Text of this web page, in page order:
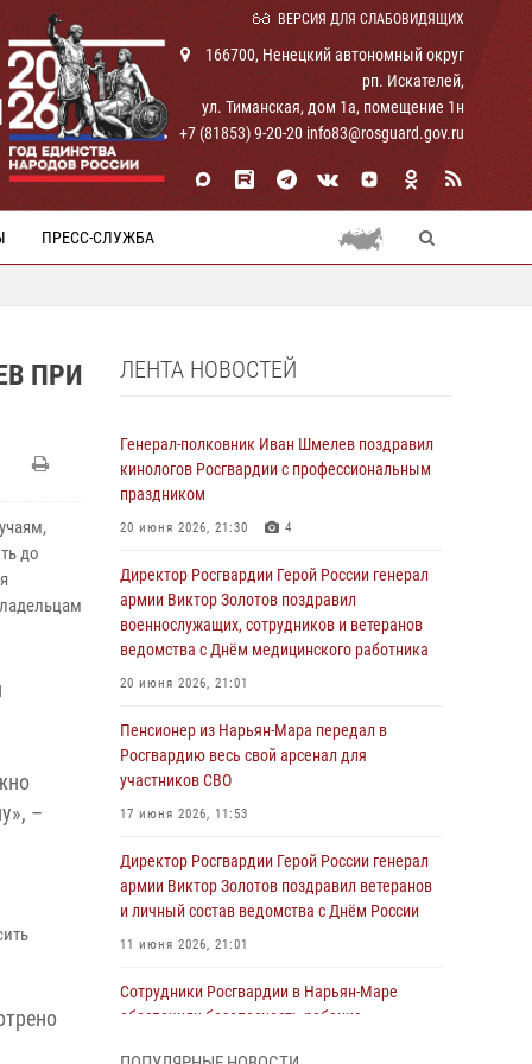
ВЕРСИЯ ДЛЯ СЛАБОВИДЯЩИХ
166700, Ненецкий автономный округ
рп. Искателей,
ул. Тиманская, дом 1а, помещение 1н
+7 (81853) 9-20-20 info83@rosguard.gov.ru
ПРЕСС-СЛУЖБА
ПРИ
до
–
ЛЕНТА НОВОСТЕЙ
Генерал-полковник Иван Шмелев поздравил
кинологов Росгвардии с профессиональным
праздником
20 июня 2026, 21:30 4
Директор Росгвардии Герой России генерал
армии Виктор Золотов поздравил
военнослужащих, сотрудников и ветеранов
ведомства с Днём медицинского работника
20 июня 2026, 21:01
Пенсионер из Нарьян-Мара передал в
Росгвардию весь свой арсенал для
участников СВО
17 июня 2026, 11:53
Директор Росгвардии Герой России генерал
армии Виктор Золотов поздравил ветеранов
и личный состав ведомства с Днём России
11 июня 2026, 21:01
Сотрудники Росгвардии в Нарьян-Маре
обеспечили безопасность ребенка,